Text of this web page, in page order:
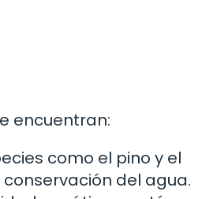
encuentran:
como el pino y el
del agua.